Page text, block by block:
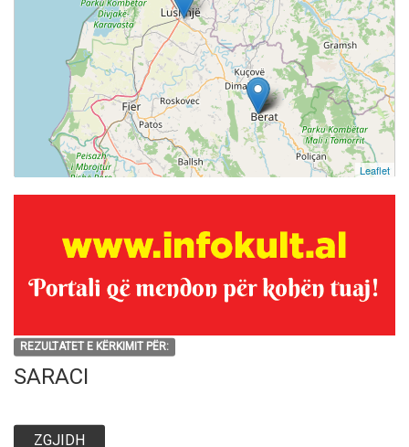
REZULTATET E KËRKIMIT PËR:
SARACI
ZGJIDH
Leaflet